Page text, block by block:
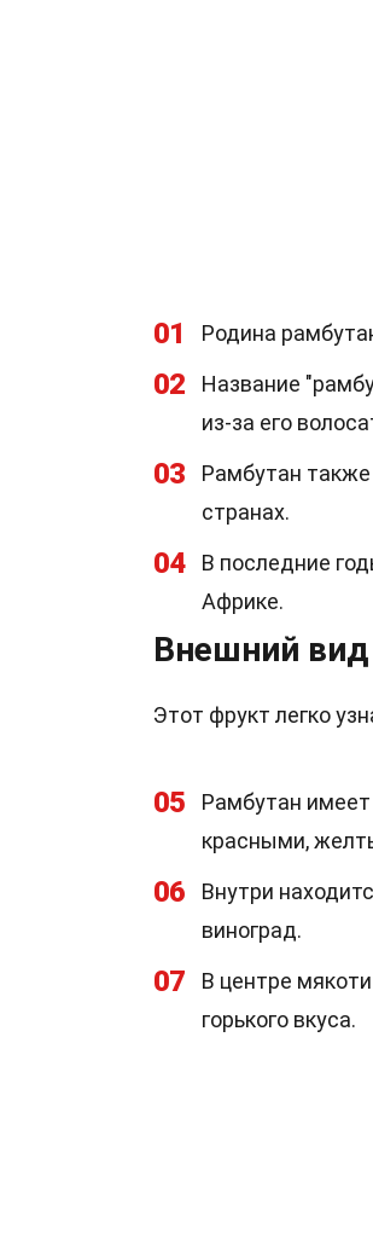
01 Родина
02
Название
из-за его
03
Рамбутан
странах.
04
В последние
Африке.
Внешний вид
Этот фрукт легко
05
Рамбутан
красными,
06
Внутри
виноград.
07
В центре
горького вкуса.